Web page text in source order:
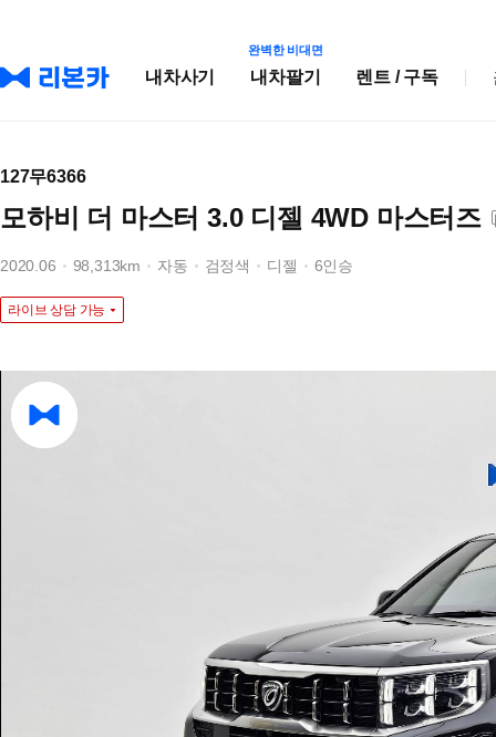
내차사기
완벽한 비대면
내차팔기 렌트 / 구독
127무6366
모하비 더 마스터 3.0 디젤 4WD 마스터즈
2020.06 98,313km 자동 검정색 디젤 6인승
라이브 상담 가능